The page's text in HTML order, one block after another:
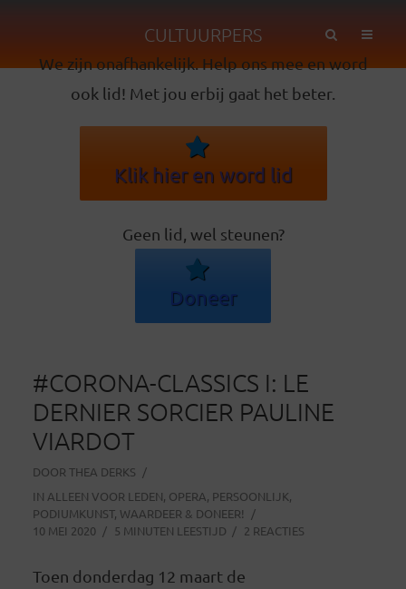
CULTUURPERS
We zijn onafhankelijk. Help ons mee en word
ook lid! Met jou erbij gaat het beter.
Klik hier en word lid
Geen lid, wel steunen?
Doneer
#CORONA-CLASSICS I: LE
DERNIER SORCIER PAULINE
VIARDOT
DOOR THEA DERKS
IN ALLEEN VOOR LEDEN, OPERA, PERSOONLIJK,
PODIUMKUNST, WAARDEER & DONEER!
10 MEI 2020
5 MINUTEN LEESTIJD 2 REACTIES
Toen donderdag 12 maart de